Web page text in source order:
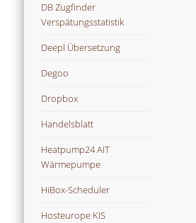
DB Zugfinder
Verspätungsstatistik
Deepl Übersetzung
Degoo
Dropbox
Handelsblatt
Heatpump24 AIT
Wärmepumpe
HiBox-Scheduler
Hosteurope KIS